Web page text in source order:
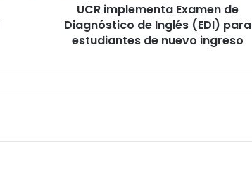
estudiantesUCR implementa Examen de
Diagnóstico de Inglés (EDI) para
estudiantes de nuevo ingreso